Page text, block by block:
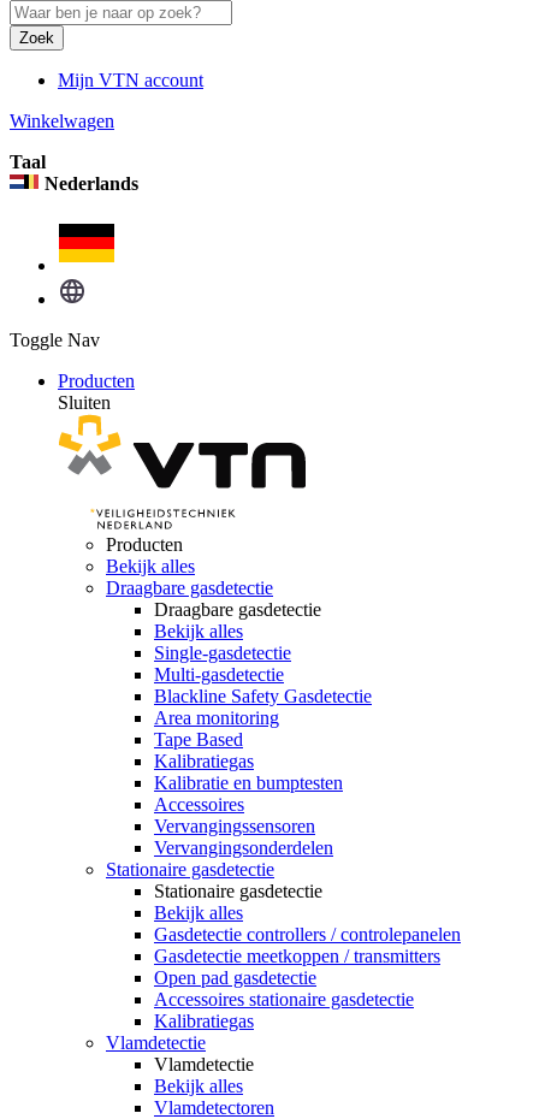
Zoek
Mijn VTN account
Winkelwagen
Taal
Nederlands
Toggle Nav
Producten
Sluiten
Producten
Bekijk alles
Draagbare gasdetectie
Draagbare gasdetectie
Bekijk alles
Single-gasdetectie
Multi-gasdetectie
Blackline Safety Gasdetectie
Area monitoring
Tape Based
Kalibratiegas
Kalibratie en bumptesten
Accessoires
Vervangingssensoren
Vervangingsonderdelen
Stationaire gasdetectie
Stationaire gasdetectie
Bekijk alles
Gasdetectie controllers / controlepanelen
Gasdetectie meetkoppen / transmitters
Open pad gasdetectie
Accessoires stationaire gasdetectie
Kalibratiegas
Vlamdetectie
Vlamdetectie
Bekijk alles
Vlamdetectoren